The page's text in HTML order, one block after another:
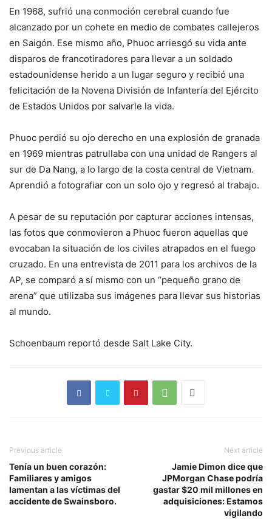
En 1968, sufrió una conmoción cerebral cuando fue
alcanzado por un cohete en medio de combates callejeros
en Saigón. Ese mismo año, Phuoc arriesgó su vida ante
disparos de francotiradores para llevar a un soldado
estadounidense herido a un lugar seguro y recibió una
felicitación de la Novena División de Infantería del Ejército
de Estados Unidos por salvarle la vida.
Phuoc perdió su ojo derecho en una explosión de granada
en 1969 mientras patrullaba con una unidad de Rangers al
sur de Da Nang, a lo largo de la costa central de Vietnam.
Aprendió a fotografiar con un solo ojo y regresó al trabajo.
A pesar de su reputación por capturar acciones intensas,
las fotos que conmovieron a Phuoc fueron aquellas que
evocaban la situación de los civiles atrapados en el fuego
cruzado. En una entrevista de 2011 para los archivos de la
AP, se comparó a sí mismo con un “pequeño grano de
arena” que utilizaba sus imágenes para llevar sus historias
al mundo.
Schoenbaum reportó desde Salt Lake City.
Previous article
Tenía un buen corazón:
Familiares y amigos
lamentan a las víctimas del
accidente de Swainsboro.
Next article
Jamie Dimon dice que
JPMorgan Chase podría
gastar $20 mil millones en
adquisiciones: Estamos
vigilando